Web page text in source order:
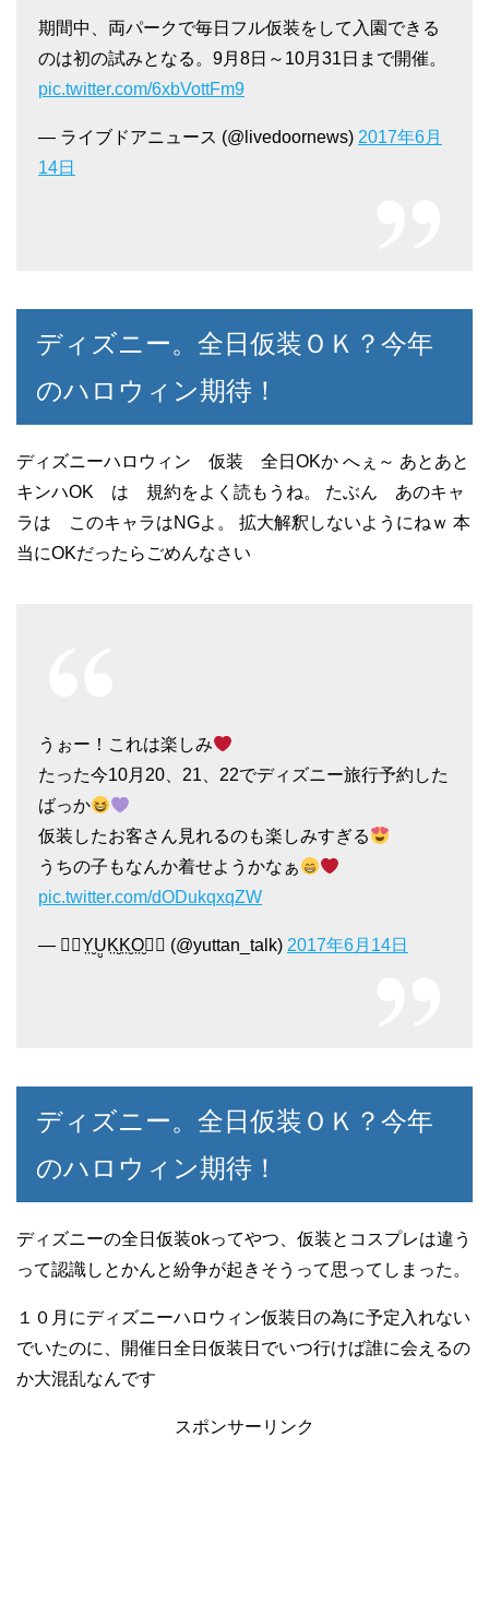
期間中、両パークで毎日フル仮装をして入園できる
のは初の試みとなる。9月8日～10月31日まで開催。
pic.twitter.com/6xbVottFm9
— ライブドアニュース (@livedoornews) 2017年6月
14日
ディズニー。全日仮装ＯＫ？今年
のハロウィン期待！
ディズニーハロウィン 仮装 全日OKか へぇ～ あとあと
キンハOK は 規約をよく読もうね。 たぶん あのキャ
ラは このキャラはNGよ。 拡大解釈しないようにねｗ 本
当にOKだったらごめんなさい
うぉー！これは楽しみ
たった今10月20、21、22でディズニー旅行予約した
ばっか
仮装したお客さん見れるのも楽しみすぎる
うちの子もなんか着せようかなぁ
pic.twitter.com/dODukqxqZW
— ♡⃛Y̤̮Ṳ̮K̤̮K̤̮O̤̮♡⃛ (@yuttan_talk) 2017年6月14日
ディズニー。全日仮装ＯＫ？今年
のハロウィン期待！
ディズニーの全日仮装okってやつ、仮装とコスプレは違う
って認識しとかんと紛争が起きそうって思ってしまった。
１０月にディズニーハロウィン仮装日の為に予定入れない
でいたのに、開催日全日仮装日でいつ行けば誰に会えるの
か大混乱なんです
スポンサーリンク